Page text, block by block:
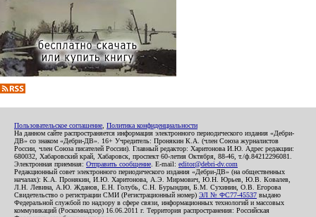
Пользовательское соглашение Политика конфиденциальности
На данном сайте распространяется информация электронного периодического издания «Дебри-
ДВ» со знаком «Дебри-ДВ». 16+ Учредитель: Пронякин К.А. (член Союза журналистов
России, член Союза писателей России). Главный редактор: Харитонова И.Ю. Адрес редакции:
680032, Хабаровский край, Хабаровск, проспект 60-летия Октября, 88-46, т./ф.84212296081.
Электронная приемная: Отправить сообщение . E-mail: editor@debri-dv.com
Редакционный совет электронного периодического издания «Дебри-ДВ» (на общественных
началах): К.А. Пронякин, И.Ю. Харитонова, А.Э. Мирмович, Ю.Н. Юрьев, Ю.В. Ковалев,
Л.Н. Левина, А.Ю. Жданов, Е.Н. Голубь, С.Н. Бурындин, Б.М. Сухинин, О.В. Егорова
Свидетельство о регистрации СМИ (Регистрационный номер) ЭЛ № ФС77-45537 выдано
Федеральной службой по надзору в сфере связи, информационных технологий и массовых
коммуникаций (Роскомнадзор) 16.06.2011 г. Территория распространения: Российская